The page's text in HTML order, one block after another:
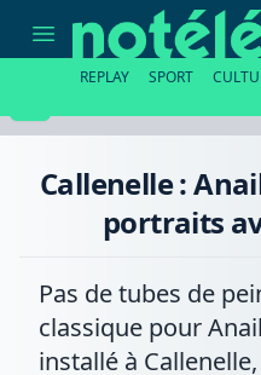
Anaibar
portraits
REPLAY SPORT
Callenelle :
portraits
Pas de tubes de
classique pour
installé à